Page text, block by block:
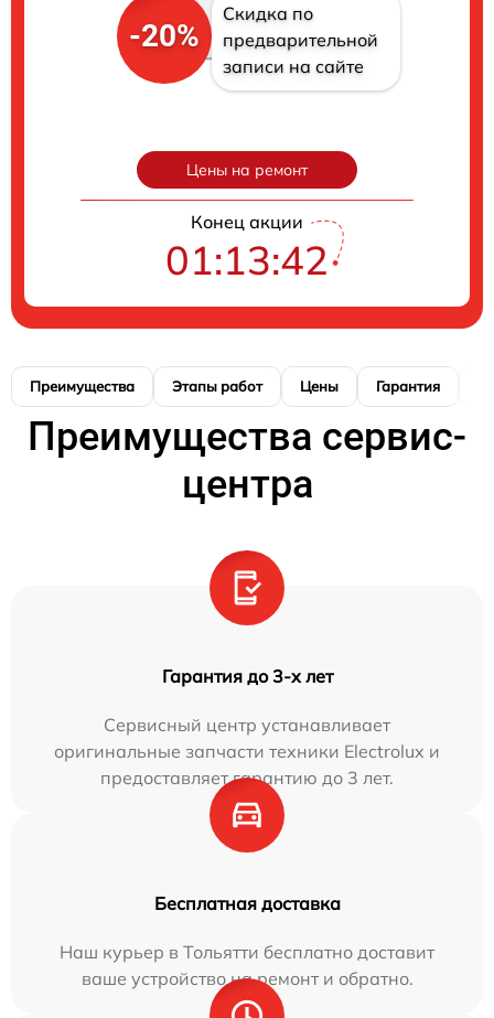
-20%
Скидка по
предварительной
записи на сайте
Цены на ремонт
Конец акции
01:13:41
Преимущества Этапы работ Цены Гарантия
Преимущества сервис-
центра
Гарантия до 3-х лет
Сервисный центр устанавливает
оригинальные запчасти техники Electrolux и
предоставляет гарантию до 3 лет.
Бесплатная доставка
Наш курьер в Тольятти бесплатно доставит
ваше устройство на ремонт и обратно.